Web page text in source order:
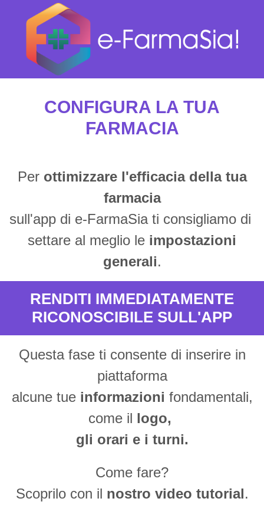
CONFIGURA LA TUA
FARMACIA
Per ottimizzare l'efficacia della tua
farmacia
sull'app di e-FarmaSia ti consigliamo di
settare al meglio le impostazioni
generali.
RENDITI IMMEDIATAMENTE
RICONOSCIBILE SULL'APP
Questa fase ti consente di inserire in
piattaforma
alcune tue informazioni fondamentali,
come il logo,
gli orari e i turni.
Come fare?
Scoprilo con il nostro video tutorial.